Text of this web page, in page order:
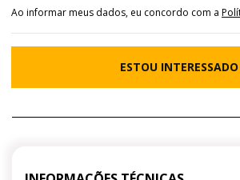
Ao informar meus dados, eu concordo com a
ESTOU INTERESSADO